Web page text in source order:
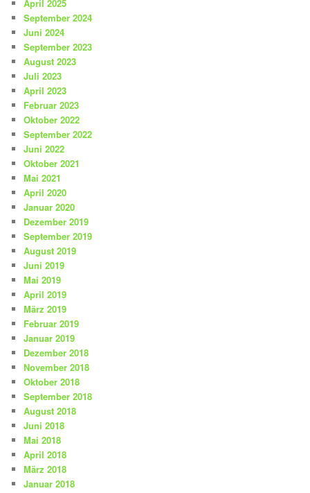
April 2025
September 2024
Juni 2024
September 2023
August 2023
Juli 2023
April 2023
Februar 2023
Oktober 2022
September 2022
Juni 2022
Oktober 2021
Mai 2021
April 2020
Januar 2020
Dezember 2019
September 2019
August 2019
Juni 2019
Mai 2019
April 2019
März 2019
Februar 2019
Januar 2019
Dezember 2018
November 2018
Oktober 2018
September 2018
August 2018
Juni 2018
Mai 2018
April 2018
März 2018
Januar 2018